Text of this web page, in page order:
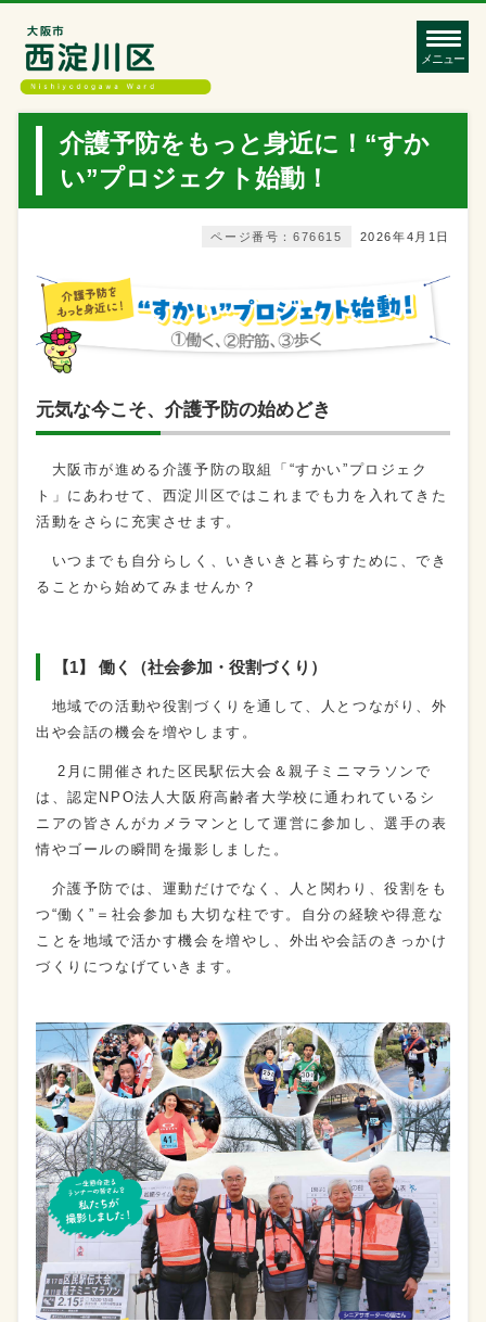
メニュー
介護予防をもっと身近に！“すか
い”プロジェクト始動！
2026年4月1日
ページ番号：676615
元気な今こそ、介護予防の始めどき
大阪市が進める介護予防の取組「“すかい”プロジェク
ト」にあわせて、西淀川区ではこれまでも力を入れてきた
活動をさらに充実させます。
いつまでも自分らしく、いきいきと暮らすために、でき
ることから始めてみませんか？
【1】 働く（社会参加・役割づくり）
地域での活動や役割づくりを通して、人とつながり、外
出や会話の機会を増やします。
2月に開催された区民駅伝大会＆親子ミニマラソンで
は、認定NPO法人大阪府高齢者大学校に通われているシ
ニアの皆さんがカメラマンとして運営に参加し、選手の表
情やゴールの瞬間を撮影しました。
介護予防では、運動だけでなく、人と関わり、役割をも
つ“働く”＝社会参加も大切な柱です。自分の経験や得意な
ことを地域で活かす機会を増やし、外出や会話のきっかけ
づくりにつなげていきます。